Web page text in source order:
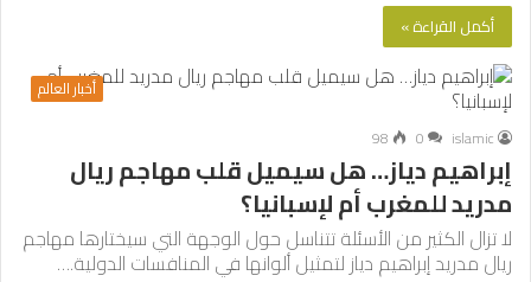
أكمل القراءة »
أخبار العالم
islamic
0
98
إبراهيم دياز… هل سيميل قلب مهاجم ريال
مدريد للمغرب أم لإسبانيا؟
لا تزال الكثير من الأسئلة تتناسل حول الوجهة التي سيختارها مهاجم
ريال مدريد إبراهيم دياز لتمثيل ألوانها في المنافسات الدولية.…